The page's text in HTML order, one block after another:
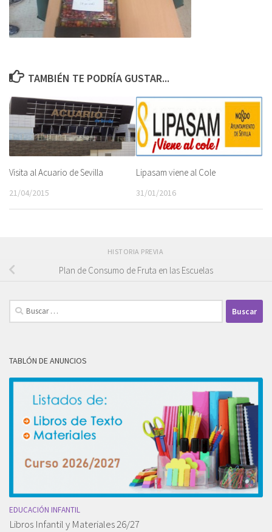
TAMBIÉN TE PODRÍA GUSTAR...
Visita al Acuario de Sevilla
21/04/2015
Lipasam viene al Cole
31/01/2016
HISTORIA PREVIA
Plan de Consumo de Fruta en las Escuelas
Buscar:
TABLÓN DE ANUNCIOS
EDUCACIÓN INFANTIL
Libros Infantil y Materiales 26/27